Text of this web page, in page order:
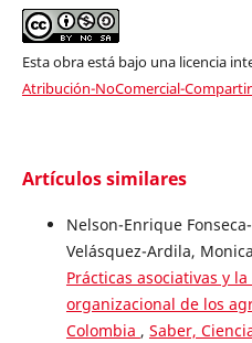
Esta obra está bajo una licencia
Atribución-NoComercial-
Artículos similares
Nelson-Enrique
Velásquez-Ardila,
Prácticas asociativas y
organizacional de los
Colombia , Saber,